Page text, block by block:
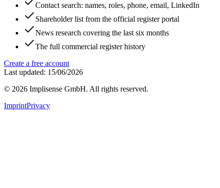
Contact search: names, roles, phone, email, LinkedIn
Shareholder list from the official register portal
News research covering the last six months
The full commercial register history
Create a free account
Last updated: 15/06/2026
© 2026 Implisense GmbH. All rights reserved.
ImprintPrivacy